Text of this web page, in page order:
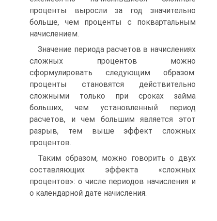
проценты выросли за год значительно
больше, чем проценты с поквартальным
начислением.
Значение периода расчетов в начислениях
сложных процентов можно
сформулировать следующим образом:
проценты становятся действительно
сложными только при сроках займа
больших, чем установленный период
расчетов, и чем большим является этот
разрыв, тем выше эффект сложных
процентов.
Таким образом, можно говорить о двух
составляющих эффекта «сложных
процентов»: о числе периодов начисления и
о календарной дате начисления.